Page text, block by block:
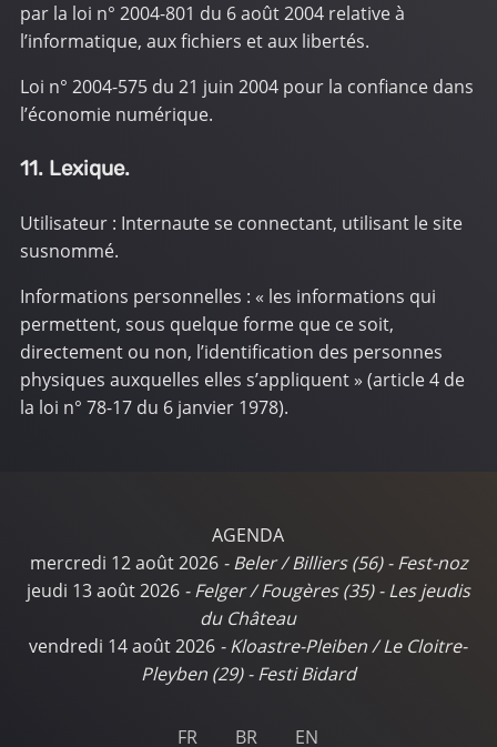
par la loi n° 2004-801 du 6 août 2004 relative à
l’informatique, aux fichiers et aux libertés.
Loi n° 2004-575 du 21 juin 2004 pour la confiance dans
l’économie numérique.
11. Lexique.
Utilisateur : Internaute se connectant, utilisant le site
susnommé.
Informations personnelles : « les informations qui
permettent, sous quelque forme que ce soit,
directement ou non, l’identification des personnes
physiques auxquelles elles s’appliquent » (article 4 de
la loi n° 78-17 du 6 janvier 1978).
AGENDA
mercredi 12 août 2026 -Beler / Billiers (56) - Fest-noz
jeudi 13 août 2026 -Felger / Fougères (35) - Les jeudis
du Château
vendredi 14 août 2026 -Kloastre-Pleiben / Le Cloitre-
Pleyben (29) - Festi Bidard
FR BR EN